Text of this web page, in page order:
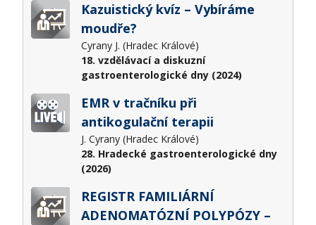
Kazuistický kvíz – Vybíráme
moudře?
Cyrany J. (Hradec Králové)
18. vzdělávací a diskuzní
gastroenterologické dny (2024)
EMR v tračníku při
antikogulační terapii
J. Cyrany (Hradec Králové)
28. Hradecké gastroenterologické dny
(2026)
REGISTR FAMILIÁRNÍ
ADENOMATÓZNÍ POLYPÓZY –